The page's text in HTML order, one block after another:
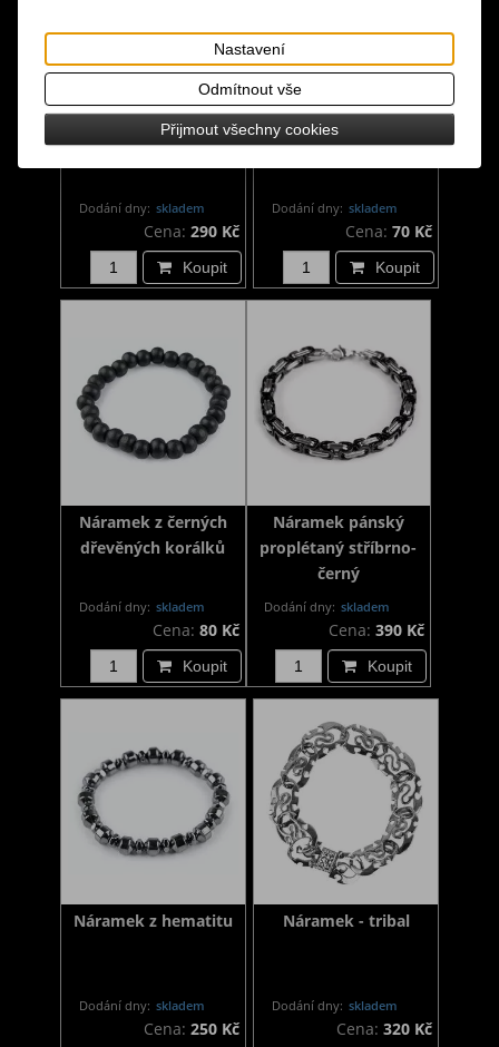
Náramek - dýky
Dodání dny: skladem
Cena: 290 Kč
Koupit
Náramek z dřevěných
korálků
Dodání dny: skladem
Cena: 70 Kč
Koupit
Náramek z černých
dřevěných korálků
Dodání dny: skladem
Cena: 80 Kč
Koupit
Náramek pánský
proplétaný stříbrno-
černý
Dodání dny: skladem
Cena:390 Kč
Koupit
Náramek z hematitu
Dodání dny: skladem
Cena: 250 Kč
Náramek - tribal
Dodání dny: skladem
Cena: 320 Kč
Nastavení
Odmítnout vše
Přijmout všechny cookies